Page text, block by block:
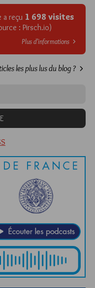
a reçu 1 698 visites
: Pirsch.io)
Plus d’informations
les plus lus du blog ?